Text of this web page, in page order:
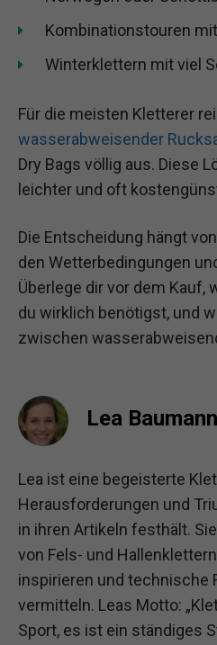
Kombinationstouren
Winterklettern mit viel
Für die meisten Kletterer
wasserabweisender
Dry Bags völlig aus. Diese
leichter und oft
Die Entscheidung hängt
den Wetterbedingungen
Überlege dir vor dem Kauf,
du wirklich benötigst, und
zwischen
Lea Baumann
Lea ist eine begeisterte
Herausforderungen und
in ihren Artikeln festhält.
von Fels- und
inspirieren und technische
vermitteln. Leas Motto:
Sport, es ist ein ständiges